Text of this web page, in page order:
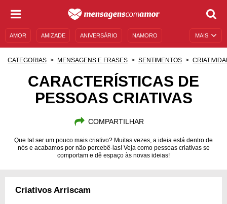
MAIS
AMOR AMIZADE ANIVERSÁRIO NAMORO
AUTOAJUDA
MENSAGENS E FRASES MENSAGENS DE ANIVERSÁRIO
CATEGORIAS MENSAGENS E FRASES SENTIMENTOS
CARACTERÍSTICAS DE
PESSOAS CRIATIVAS
COMPARTILHAR
Que tal ser um pouco mais criativo? Muitas vezes, a ideia está dentro de
nós e acabamos por não percebê-las! Veja como pessoas criativas se
comportam e dê espaço às novas ideias!
Criativos Arriscam